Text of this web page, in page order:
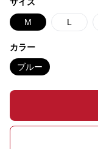
M L
カラー
ブルー